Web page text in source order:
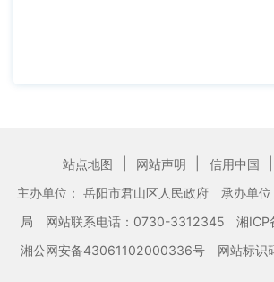
站点地图 网站声明 信用中国
主办单位： 岳阳市君山区人民政府
承办单
局
网站联系电话：0730-3312345
湘ICP
湘公网安备43061102000336号
网站标识